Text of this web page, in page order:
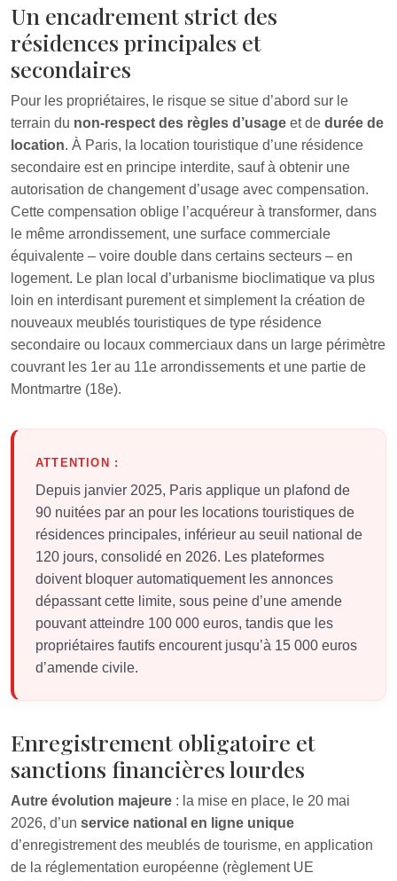
Un encadrement strict des
résidences principales et
secondaires
Pour les propriétaires, le risque se situe d’abord sur le
terrain du non-respect des règles d’usage et de durée de
location. À Paris, la location touristique d’une résidence
secondaire est en principe interdite, sauf à obtenir une
autorisation de changement d’usage avec compensation.
Cette compensation oblige l’acquéreur à transformer, dans
le même arrondissement, une surface commerciale
équivalente – voire double dans certains secteurs – en
logement. Le plan local d’urbanisme bioclimatique va plus
loin en interdisant purement et simplement la création de
nouveaux meublés touristiques de type résidence
secondaire ou locaux commerciaux dans un large périmètre
couvrant les 1er au 11e arrondissements et une partie de
Montmartre (18e).
ATTENTION :
Depuis janvier 2025, Paris applique un plafond de
90 nuitées par an pour les locations touristiques de
résidences principales, inférieur au seuil national de
120 jours, consolidé en 2026. Les plateformes
doivent bloquer automatiquement les annonces
dépassant cette limite, sous peine d’une amende
pouvant atteindre 100 000 euros, tandis que les
propriétaires fautifs encourent jusqu’à 15 000 euros
d’amende civile.
Enregistrement obligatoire et
sanctions financières lourdes
Autre évolution majeure : la mise en place, le 20 mai
2026, d’un service national en ligne unique
d’enregistrement des meublés de tourisme, en application
de la réglementation européenne (règlement UE